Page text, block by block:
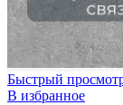
Быстрый
В избранное